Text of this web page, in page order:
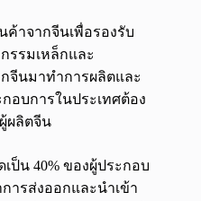
าจากจีนเพื่อรองรับ
รรมเหล็กและ
จีนมาทำการผลิตและ
อบการในประเทศต้อง
ผลิตจีน
ป็น 40% ของผู้ประกอบ
ารส่งออกและนำเข้า